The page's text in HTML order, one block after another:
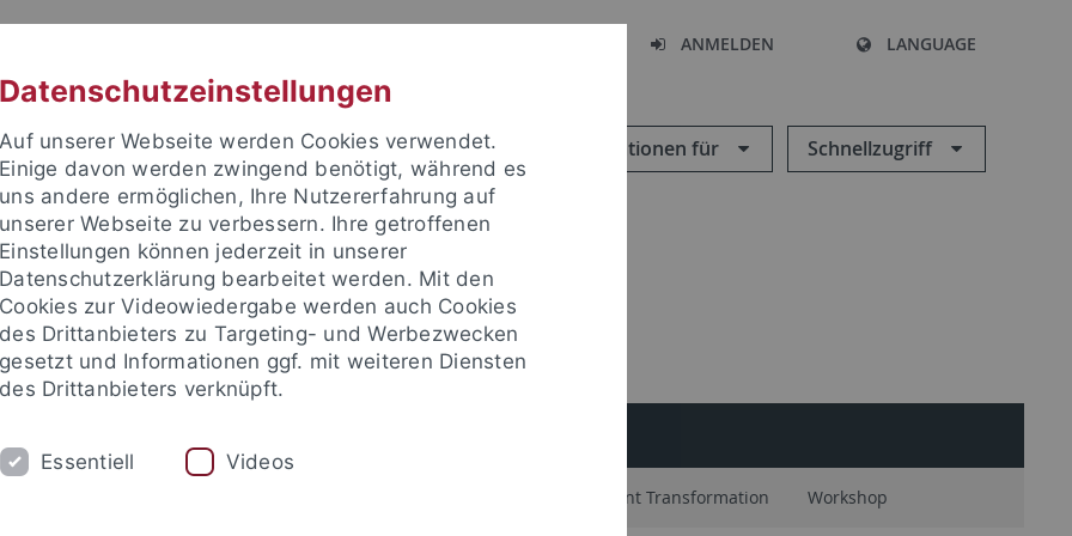
ANMELDEN LANGUAGE
Informationen für Schnellzugriff
der Pflanzen (ZMBP)
Plant Transformation Workshop
Datenschutzeinstellungen
Auf unserer Webseite werden Cookies verwendet.
Einige davon werden zwingend benötigt, während es
uns andere ermöglichen, Ihre Nutzererfahrung auf
unserer Webseite zu verbessern. Ihre getroffenen
Einstellungen können jederzeit in unserer
Datenschutzerklärung bearbeitet werden. Mit den
Cookies zur Videowiedergabe werden auch Cookies
des Drittanbieters zu Targeting- und Werbezwecken
gesetzt und Informationen ggf. mit weiteren Diensten
des Drittanbieters verknüpft.
Essentiell Videos